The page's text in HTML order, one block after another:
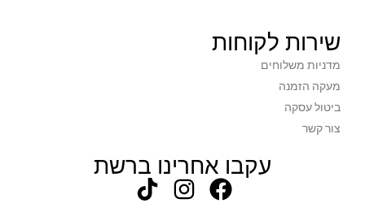
שירות לקוחות
מדניות משלוחים
מעקה הזמנה
ביטול עסקה
צור קשר
עקבו אחרינו ברשת